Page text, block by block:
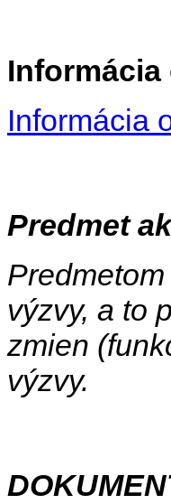
Informácia
Informácia
Predmet
výzvy, a to
zmien
výzvy.